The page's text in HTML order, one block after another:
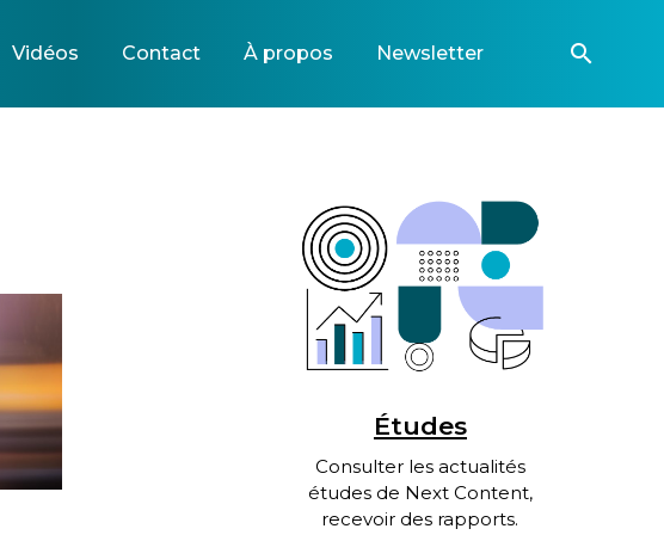
Vidéos Contact À propos Newsletter search
Études
Consulter les actualités
études de Next Content,
recevoir des rapports.